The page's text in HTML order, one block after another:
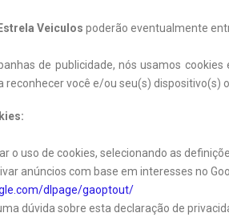
Estrela Veiculos poderão eventualmente
de publicidade, nós usamos
reconhecer você e/ou seu(s) dispositivo(s)
o uso de cookies, selecionando as
anúncios com base em interesses no
dlpage/gaoptout/
dúvida sobre esta declaração de